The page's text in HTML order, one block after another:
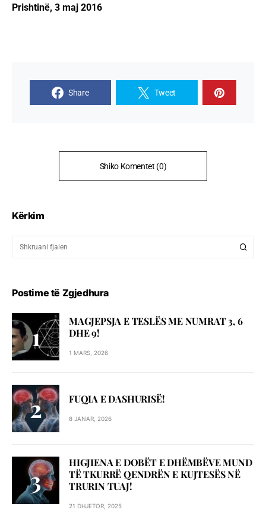
Prishtinë, 3 maj 2016
Share Tweet
Shiko Komentet (0)
Kërkim
Postime të Zgjedhura
MAGJEPSJA E TESLËS ME NUMRAT 3, 6
DHE 9!
1 MARS, 2026
FUQIA E DASHURISË!
8 JANAR, 2026
HIGJIENA E DOBËT E DHËMBËVE MUND
TË TKURRË QENDRËN E KUJTESËS NË
TRURIN TUAJ!
21 DHJETOR, 2025